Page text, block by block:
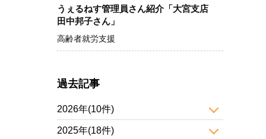
うぇるねす管理員さん紹介「大宮支店
田中邦子さん」
高齢者就労支援
過去記事
2026年(10件)
2025年(18件)